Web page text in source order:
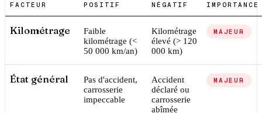
FACTEUR POSITIF NÉGATIF IMPORTANCE
Kilométrage
Faible
kilométrage (<
50 000 km/an)
Kilométrage
élevé (> 120
000 km)
MAJEUR
État général
Pas d'accident,
carrosserie
impeccable
Accident
déclaré ou
carrosserie
abîmée
MAJEUR